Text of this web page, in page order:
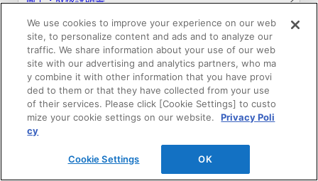
動画
シミュレーションツール
24時間換気システム〈エアスマート〉
簡易設計見積ソフト
R&Dセンター環境測定・分析サービス
We use cookies to improve your experience on our web
site, to personalize content and ads and to analyze our
traffic. We share information about your use of our web
site with our advertising and analytics partners, who ma
y combine it with other information that you have provi
ded to them or that they have collected from your use
of their services. Please click [Cookie Settings] to custo
mize your cookie settings on our website.
Privacy Poli
cy
Cookie Settings OK